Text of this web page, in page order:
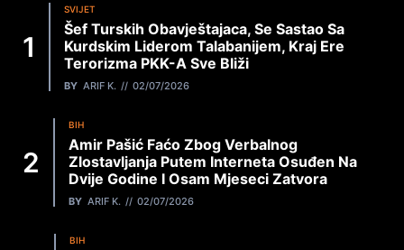
SVIJET
Šef Turskih Obavještajaca, Se Sastao Sa
Kurdskim Liderom Talabanijem, Kraj Ere
Terorizma PKK-A Sve Bliži
BY ARIF K. 02/07/2026
BIH
Amir Pašić Faćo Zbog Verbalnog
Zlostavljanja Putem Interneta Osuđen Na
Dvije Godine I Osam Mjeseci Zatvora
BY ARIF K. 02/07/2026
BIH